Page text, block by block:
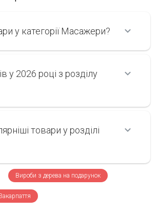
у категорії Масажери?
у 2026 році з розділу
товари у розділі
Вироби з дерева на подарунок